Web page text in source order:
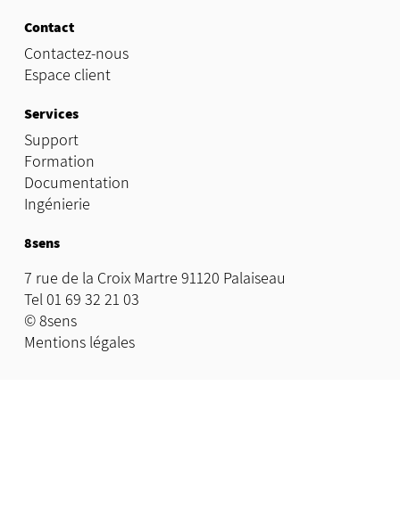
Contact
Contactez-nous
Espace client
Services
Support
Formation
Documentation
Ingénierie
8sens
7 rue de la Croix Martre 91120 Palaiseau
Tel 01 69 32 21 03
© 8sens
Mentions légales